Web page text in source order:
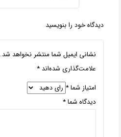
دیدگاه خود را بنویسید
نشانی ایمیل شما منتشر نخواهد شد.
علامت‌گذاری شده‌اند *
امتیاز شما*
دیدگاه شما*